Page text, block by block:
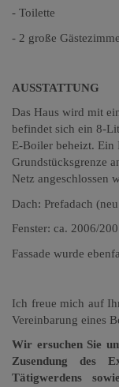
- Toilette
- 2 große
AUSSTATTUNG
Das Haus wird mit
befindet sich ein 8-
E-Boiler beheizt. Ein
Grundstücksgrenze
Netz angeschlossen
Dach: Prefadach
Fenster: ca. 2006/
Fassade wurde
Ich freue mich auf
Vereinbarung eines
Wir ersuchen Sie
Zusendung des
Tätigwerdens